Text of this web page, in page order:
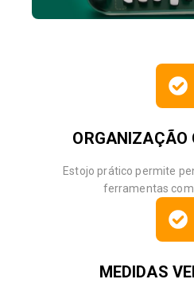
ORGANIZAÇÃO
Estojo prático permite
ferramentas
MEDIDAS